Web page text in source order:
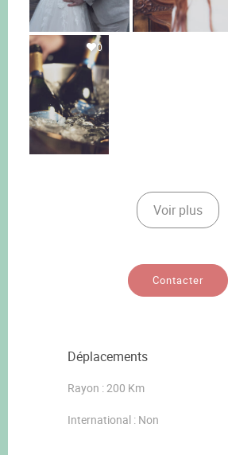
0
Voir plus
Contacter
Déplacements
Rayon : 200 Km
International : Non